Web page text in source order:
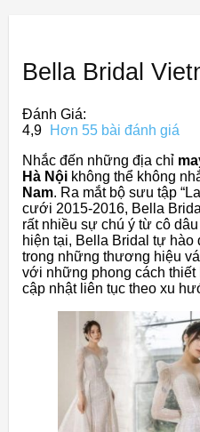
Bella Bridal
Đánh Giá:
4,9
Hơn 55 bài đánh giá
Nhắc đến những địa chỉ
Hà Nội không thể không
Nam. Ra mắt bộ sưu tập
cưới 2015-2016, Bella
rất nhiều sự chú ý từ cô
hiện tại, Bella Bridal tự
trong những thương hiệu
với những phong cách
cập nhật liên tục theo xu